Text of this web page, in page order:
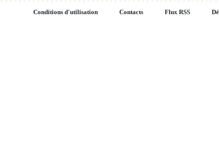
Conditions d'utilisation Contacts Flux RSS